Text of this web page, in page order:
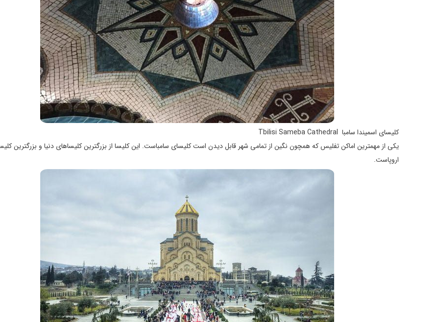
کلیسای اسمیندا سامبا Tbilisi Sameba Cathedral
یکی از مهمترین اماکن تفلیس که همچون نگین از تمامی شهر قابل دیدن است کلیسای سامباست. این کلیسا از بزرگترین کلیساهای دنیا و بزرگترین
اروپاست.